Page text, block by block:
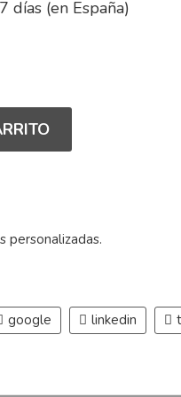
días (en España)
personalizadas.
google linkedin